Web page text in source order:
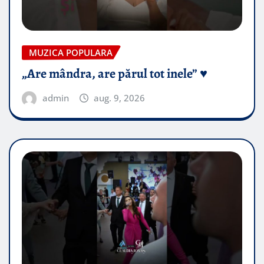
MUZICA POPULARA
„Are mândra, are părul tot inele” ♥️
admin aug. 9, 2026